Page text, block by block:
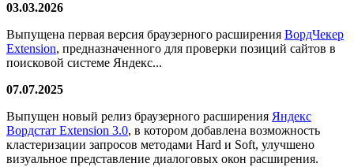
03.03.2026
Выпущена первая версия браузерного расширения ВордЧекер
Extension, предназначенного для проверки позиций сайтов в
поисковой системе Яндекс...
07.07.2025
Выпущен новый релиз браузерного расширения Яндекс
Вордстат Extension 3.0, в котором добавлена возможность
кластеризации запросов методами Hard и Soft, улучшено
визуальное представление диалоговых окон расширения.